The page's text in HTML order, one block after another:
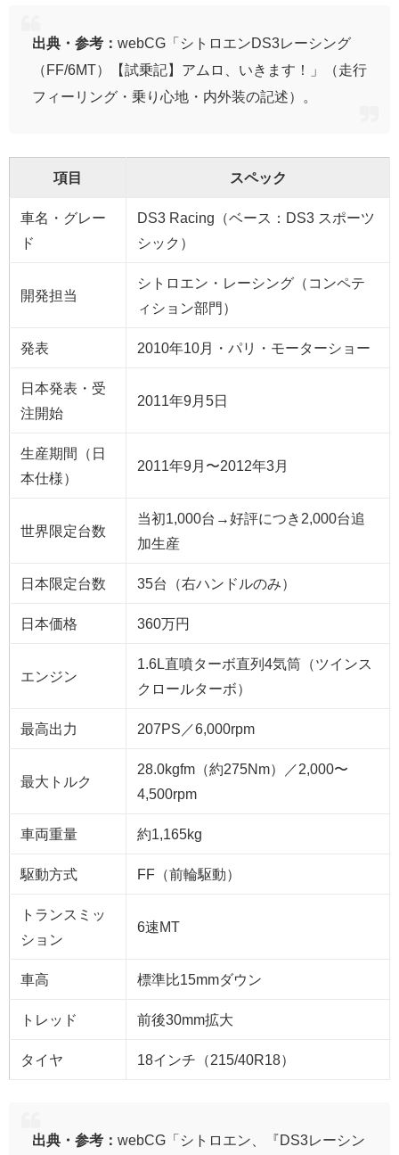
出典・参考： webCG「シトロエンDS3レーシング
（FF/6MT）【試乗記】アムロ、いきます！」（走行
フィーリング・乗り心地・内外装の記述）。
項目 スペック
車名・グレー
ド
DS3 Racing（ベース：DS3 スポーツ
シック）
開発担当
シトロエン・レーシング（コンペテ
ィション部門）
発表 2010年10月・パリ・モーターショー
日本発表・受
注開始
2011年9月5日
生産期間（日
本仕様）
2011年9月〜2012年3月
世界限定台数
当初1,000台→好評につき2,000台追
加生産
日本限定台数 35台（右ハンドルのみ）
日本価格 360万円
エンジン
1.6L直噴ターボ直列4気筒（ツインス
クロールターボ）
最高出力 207PS／6,000rpm
最大トルク
28.0kgfm（約275Nm）／2,000〜
4,500rpm
車両重量 約1,165kg
駆動方式 FF（前輪駆動）
トランスミッ
ション
6速MT
車高 標準比15mmダウン
トレッド 前後30mm拡大
タイヤ 18インチ（215/40R18）
出典・参考： webCG「シトロエン、『DS3レーシン